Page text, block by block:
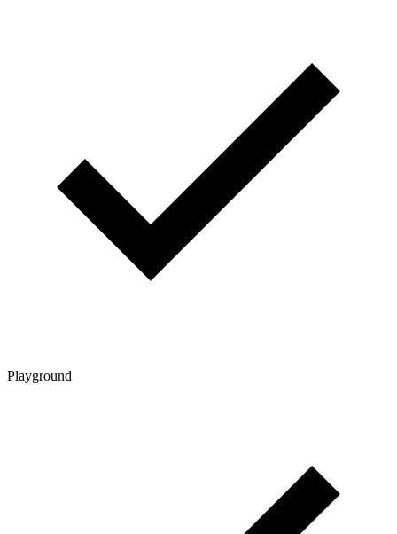
Playground